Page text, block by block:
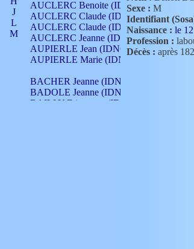
J
L
M
AUCLERC Benoite (IDNO 451)
AUCLERC Claude (IDNO 902)
AUCLERC Claude (IDNO 902)
AUCLERC Jeanne (IDNO 199)
AUPIERLE Jean (IDNO 954)
AUPIERLE Marie (IDNO )
BACHER Jeanne (IDNO )
BADOLE Jeanne (IDNO 867)
BAILLY Etiennette (IDNO )
Sexe : M
Identifiant
Naissance : le
Profession :
Décès : après